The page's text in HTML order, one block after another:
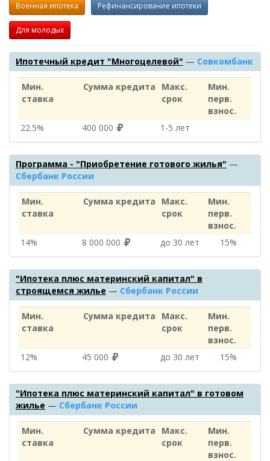
Военная ипотека Рефинансирование ипотеки
Для молодых
Ипотечный кредит "Многоцелевой" — Совкомбанк
Мин.
ставка
Сумма кредита
Макс.
срок
Мин.
перв.
взнос.
22.5%
400 000 1‑5 лет
Программа - "Приобретение готового жилья" —
Сбербанк России
Мин.
ставка
Сумма кредита
Макс.
срок
Мин.
перв.
взнос.
14%
8 000 000 до 30 лет 15%
"Ипотека плюс материнский капитал" в
строящемся жилье — Сбербанк России
Мин.
ставка
Сумма кредита
Макс.
срок
Мин.
перв.
взнос.
12%
45 000 до 30 лет 15%
"Ипотека плюс материнский капитал" в готовом
жилье — Сбербанк России
Мин.
ставка
Сумма кредита
Макс.
срок
Мин.
перв.
взнос.